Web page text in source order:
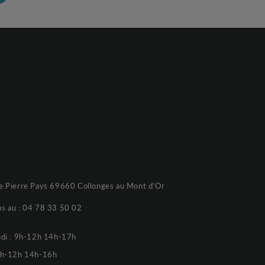
Pierre Pays 69660 Collonges au Mont d'Or
au :04 78 33 50 02
: 9h-12h 14h-17h
12h 14h-16h